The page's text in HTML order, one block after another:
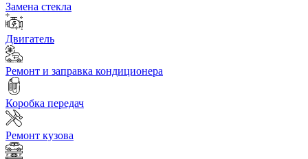
Замена стекла
Двигатель
Ремонт и заправка кондиционера
Коробка передач
Ремонт кузова